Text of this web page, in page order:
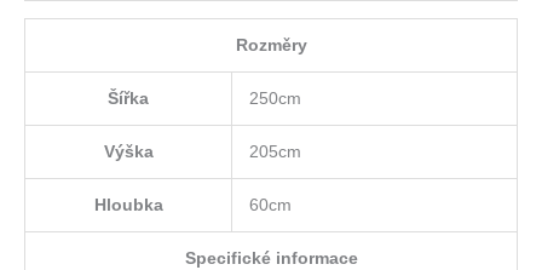
Rozměry
Šířka 250cm
Výška 205cm
Hloubka 60cm
Specifické informace